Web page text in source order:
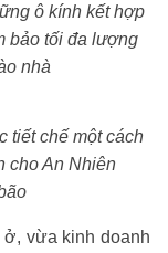
ô kính kết hợp
bảo tối đa lượng
nhà
tiết chế một cách
cho An Nhiên
ở, vừa kinh doanh